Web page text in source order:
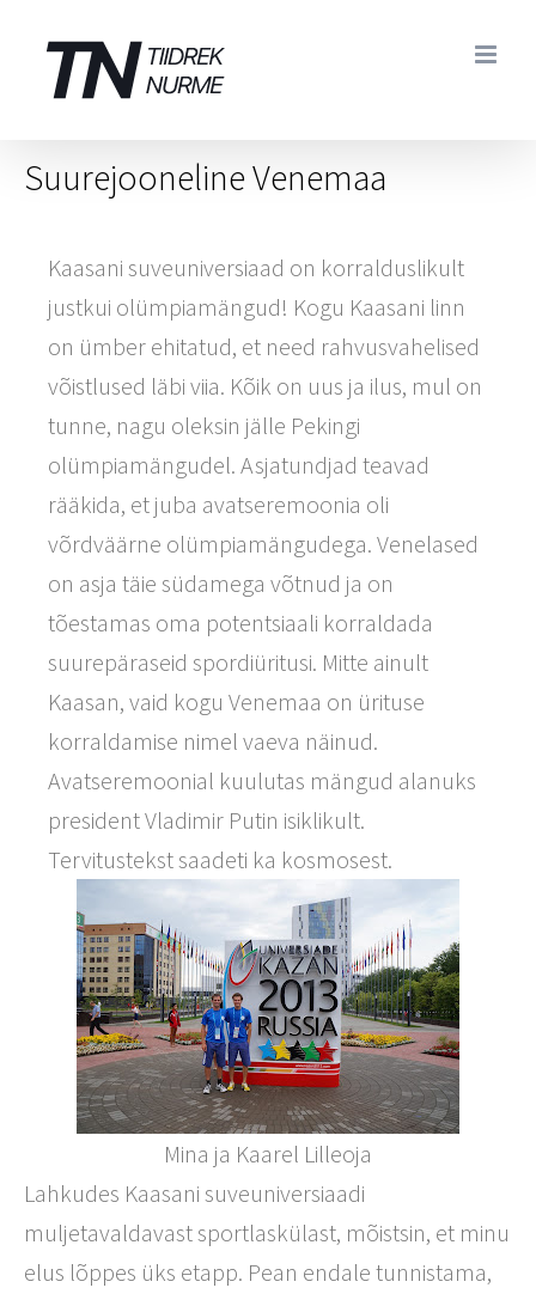
content
Suurejooneline Venemaa
Kaasani suveuniversiaad on korralduslikult
justkui olümpiamängud! Kogu Kaasani linn
on ümber ehitatud, et need rahvusvahelised
võistlused läbi viia. Kõik on uus ja ilus, mul on
tunne, nagu oleksin jälle Pekingi
olümpiamängudel. Asjatundjad teavad
rääkida, et juba avatseremoonia oli
võrdväärne olümpiamängudega. Venelased
on asja täie südamega võtnud ja on
tõestamas oma potentsiaali korraldada
suurepäraseid spordiüritusi. Mitte ainult
Kaasan, vaid kogu Venemaa on ürituse
korraldamise nimel vaeva näinud.
Avatseremoonial kuulutas mängud alanuks
president Vladimir Putin isiklikult.
Tervitustekst saadeti ka kosmosest.
Mina ja Kaarel Lilleoja
Lahkudes Kaasani suveuniversiaadi
muljetavaldavast sportlaskülast, mõistsin, et minu
elus lõppes üks etapp. Pean endale tunnistama,